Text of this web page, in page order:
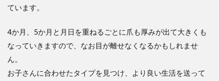
ています。
4か月、5か月と月日を重ねるごとに爪も厚みが出て大きくも
なっていきますので、なお目が離せなくなるかもしれませ
ん。
お子さんに合わせたタイプを見つけ、より良い生活を送って